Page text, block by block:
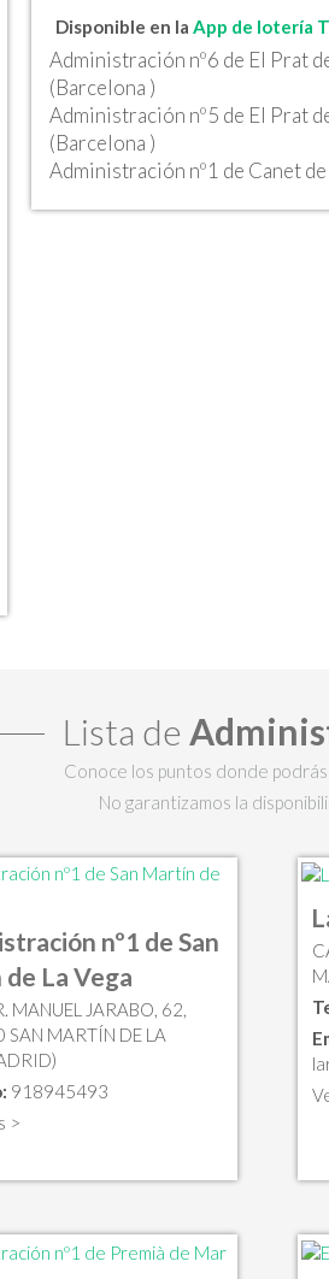
Disponible en la App de lotería
Administración nº6 de El Prat
(Barcelona )
Administración nº5 de El Prat
(Barcelona )
Administración nº1 de Canet
Lista de
Conoce los puntos donde
No garantizamos la
nº1 de San
La Vega
MANUEL JARABO, 62,
SAN MARTÍN DE LA
918945493
>